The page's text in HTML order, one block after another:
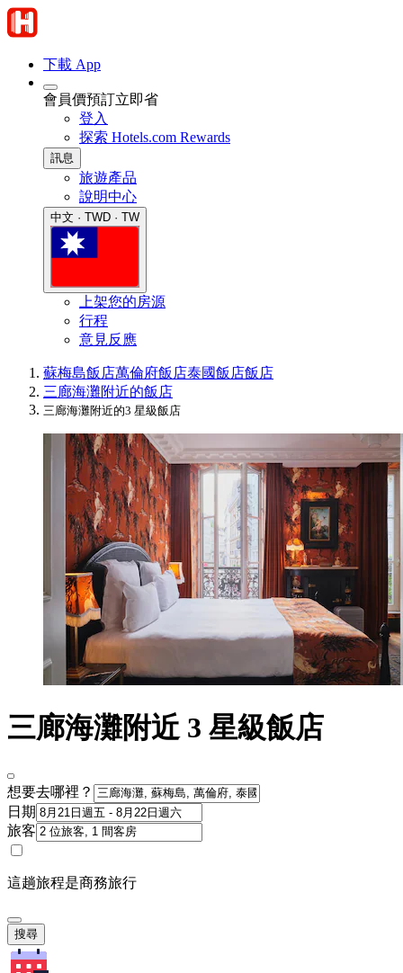
下載 App
會員價預訂立即省
登入
探索 Hotels.com Rewards
訊息
旅遊產品
說明中心
中文 · TWD · TW
上架您的房源
行程
意見反應
蘇梅島飯店萬倫府飯店泰國飯店飯店
三廊海灘附近的飯店
三廊海灘附近的3 星級飯店
三廊海灘附近 3 星級飯店
想要去哪裡？
日期
旅客
這趟旅程是商務旅行
搜尋